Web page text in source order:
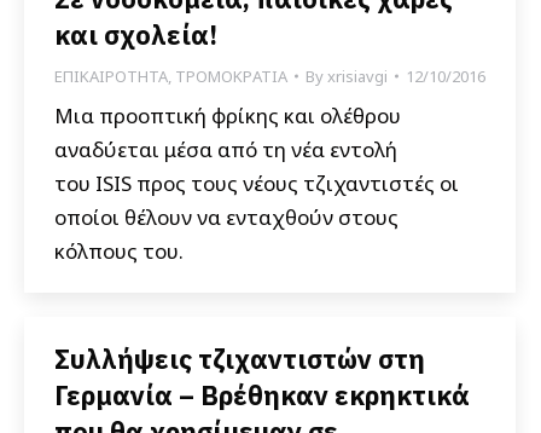
και σχολεία!
ΕΠΙΚΑΙΡΟΤΗΤΑ, ΤΡΟΜΟΚΡΑΤΙΑ Byxrisiavgi 12/10/2016
Μια προοπτική φρίκης και ολέθρου
αναδύεται μέσα από τη νέα εντολή
του ISIS προς τους νέους τζιχαντιστές οι
οποίοι θέλουν να ενταχθούν στους
κόλπους του.
Συλλήψεις τζιχαντιστών στη
Γερμανία – Βρέθηκαν εκρηκτικά